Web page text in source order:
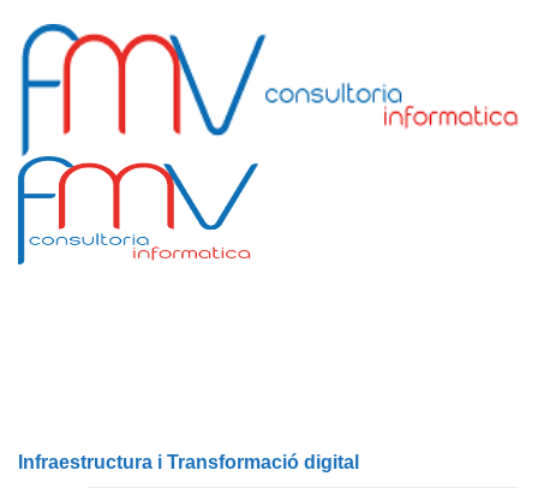
Infraestructura i Transformació digital